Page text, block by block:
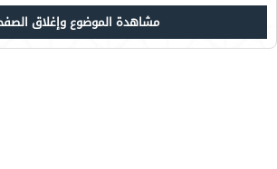
مشاهدة الموضوع وإغلاق